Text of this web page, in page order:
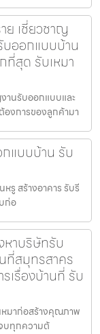
ย เชี่ยวชาญ
บออกแบบบ้าน
ที่สุด รับเหมา
านรับออกแบบและ
งการของลูกค้ามา
กแบบบ้าน รับ
รู สร้างอาคาร รับรี
ก่อ
หาบริษัทรับ
ที่สมุทรสาคร
เรื่องบ้านที่ รับ
หมาก่อสร้างคุณภาพ
บทุกความต้